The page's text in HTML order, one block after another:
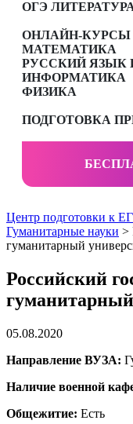
ОГЭ
ОНЛАЙН-КУРСЫ
МАТЕМАТИКА
РУССКИЙ ЯЗЫК
ИНФОРМАТИКА
ФИЗИКА
ПОДГОТОВКА
Центр подготовки к
Гуманитарные науки >
гуманитарный
Российский
05.08.2020
Направление ВУЗА:
Наличие военной
Общежитие: Есть